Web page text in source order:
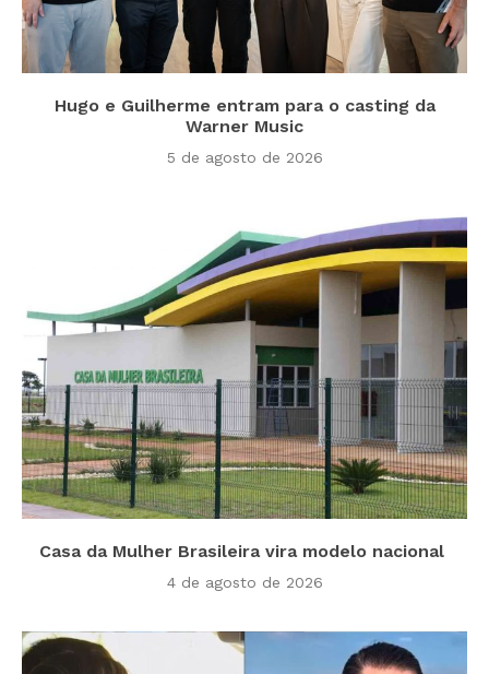
Hugo e Guilherme entram para o casting da
Warner Music
5 de agosto de 2026
Casa da Mulher Brasileira vira modelo nacional
4 de agosto de 2026